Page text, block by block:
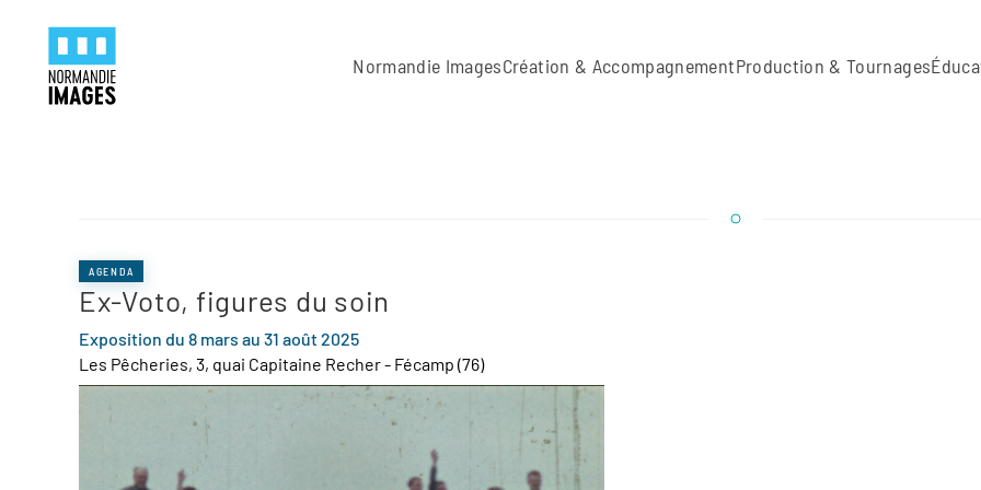
Skip to main content
Normandie ImagesCréation & AccompagnementProduction & Tournages
AGENDA
Ex-Voto, figures du soin
Exposition du 8 mars au 31 août 2025
Les Pêcheries, 3, quai Capitaine Recher - Fécamp (76)